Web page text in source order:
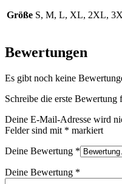
Größe S, M, L, XL, 2XL,
Bewertungen
Es gibt noch keine
Schreibe die erste
Deine E-Mail-Adresse wird
Felder sind mit * markiert
Deine Bewertung *
Deine Bewertung *